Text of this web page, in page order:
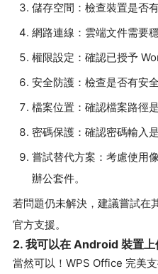
儲存空間：檢查裝置是否
網路連線：雲端文件需要
權限設定：確認已授予
安全防護：檢查是否有安全
檔案位置：確認檔案路徑是
密碼保護：確認密碼輸入是
嘗試替代方案：考慮使用
辦公套件。
若問題仍未解決，建議嘗試
官方支援。
2. 我可以在 Android 裝置
當然可以！WPS Office 完美